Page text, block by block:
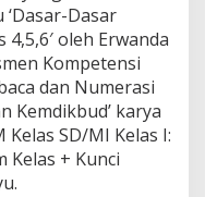
Dasar
oleh Erwanda
Kompetensi
dan Numerasi
Kemdikbud’ karya
Kelas SD/MI Kelas I:
Kelas + Kunci